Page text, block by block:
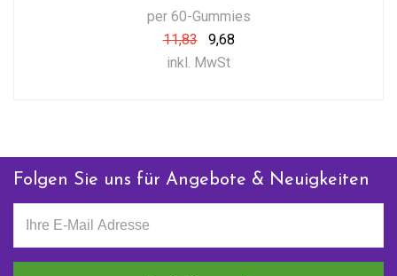
per 60-Gummies
11,83
9,68
inkl. MwSt
Folgen Sie uns für Angebote & Neuigkeiten